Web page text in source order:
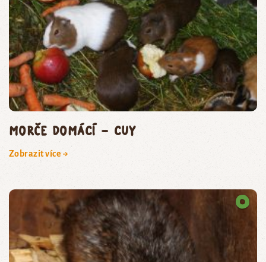
morče domácí – cuy
Zobrazit více →